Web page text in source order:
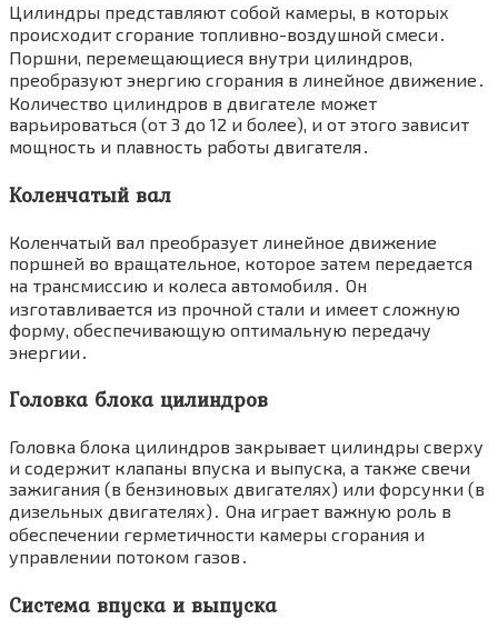
Цилиндры представляют собой камеры, в которых
происходит сгорание топливно-воздушной смеси․
Поршни, перемещающиеся внутри цилиндров,
преобразуют энергию сгорания в линейное движение․
Количество цилиндров в двигателе может
варьироваться (от 3 до 12 и более), и от этого зависит
мощность и плавность работы двигателя․
Коленчатый вал
Коленчатый вал преобразует линейное движение
поршней во вращательное, которое затем передается
на трансмиссию и колеса автомобиля․ Он
изготавливается из прочной стали и имеет сложную
форму, обеспечивающую оптимальную передачу
энергии․
Головка блока цилиндров
Головка блока цилиндров закрывает цилиндры сверху
и содержит клапаны впуска и выпуска, а также свечи
зажигания (в бензиновых двигателях) или форсунки (в
дизельных двигателях)․ Она играет важную роль в
обеспечении герметичности камеры сгорания и
управлении потоком газов․
Система впуска и выпуска